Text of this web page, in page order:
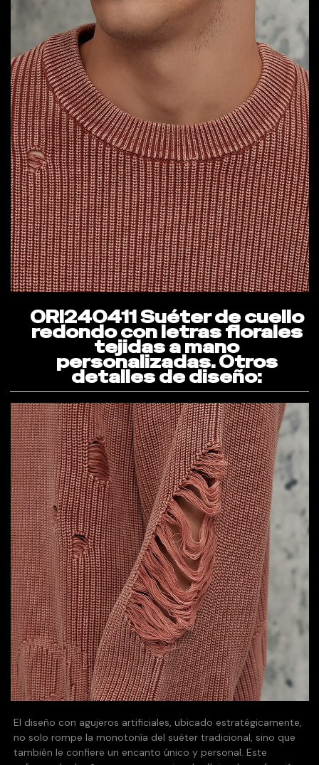
ORI240411 Suéter de cuello
redondo con letras florales
tejidas a mano
personalizadas. Otros
detalles de diseño:
El diseño con agujeros artificiales, ubicado estratégicamente,
no solo rompe la monotonía del suéter tradicional, sino que
también le confiere un encanto único y personal. Este